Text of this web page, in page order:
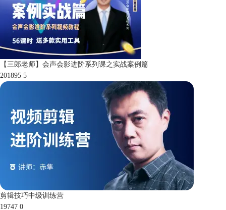
【三郎老师】会声会影进阶系列课之实战案例篇
201895 5
剪辑技巧中级训练营
19747 0